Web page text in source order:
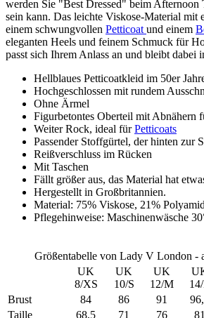
werden Sie "Best Dressed" beim Afternoon
sein kann. Das leichte Viskose-Material mit
einem schwungvollen Petticoat und einem
eleganten Heels und feinem Schmuck für
passt sich Ihrem Anlass an und bleibt dabei
Hellblaues Petticoatkleid im 50er
Hochgeschlossen mit rundem
Ohne Ärmel
Figurbetontes Oberteil mit Abnähern
Weiter Rock, ideal fürPetticoats
Passender Stoffgürtel, der hinten zur
Reißverschluss im Rücken
Mit Taschen
Fällt größer aus, das Material hat
Hergestellt in Großbritannien.
Material: 75% Viskose, 21%
Pflegehinweise: Maschinenwäsche
Größentabelle von Lady V London -
UK
8/XS
UK
10/S
UK
12/M
Brust
84 86 91
Taille
68,5 71 76 81